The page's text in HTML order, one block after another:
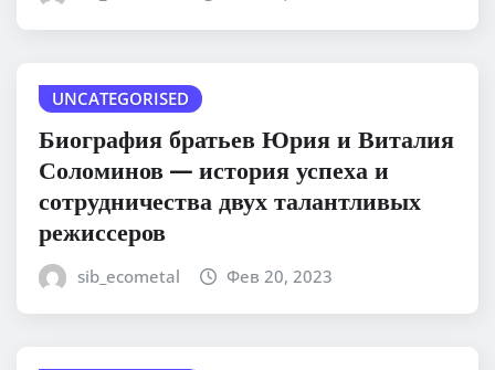
UNCATEGORISED
Биография братьев Юрия и Виталия
Соломинов — история успеха и
сотрудничества двух талантливых
режиссеров
sib_ecometal Фев 20, 2023